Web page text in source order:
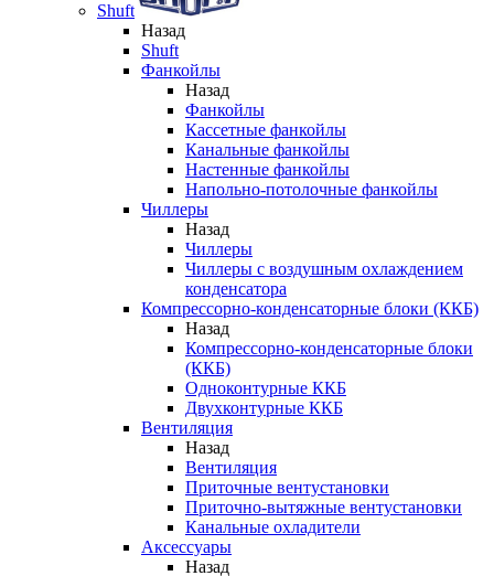
Shuft
Назад
Shuft
Фанкойлы
Назад
Фанкойлы
Кассетные фанкойлы
Канальные фанкойлы
Настенные фанкойлы
Напольно-потолочные фанкойлы
Чиллеры
Назад
Чиллеры
Чиллеры с воздушным охлаждением
конденсатора
Компрессорно-конденсаторные блоки (ККБ)
Назад
Компрессорно-конденсаторные блоки
(ККБ)
Одноконтурные ККБ
Двухконтурные ККБ
Вентиляция
Назад
Вентиляция
Приточные вентустановки
Приточно-вытяжные вентустановки
Канальные охладители
Аксессуары
Назад